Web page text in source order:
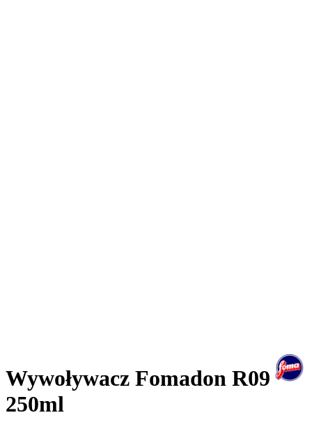
Wywoływacz Fomadon R09
250ml